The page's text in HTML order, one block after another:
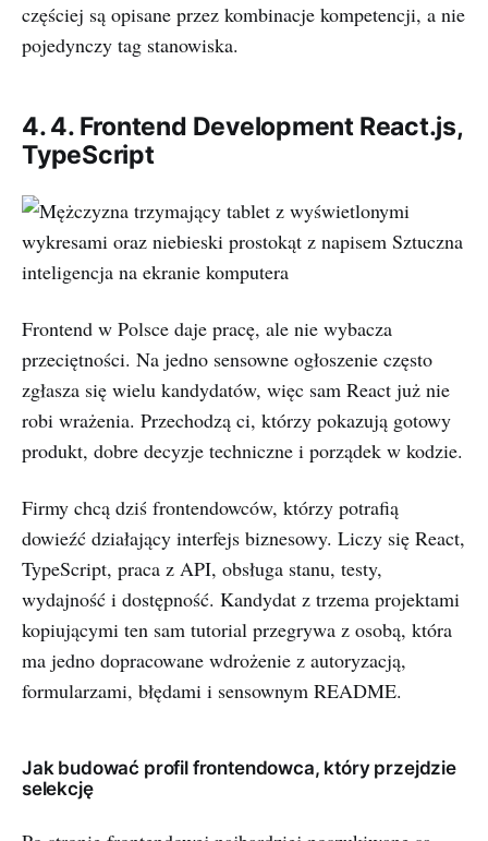
częściej są opisane przez kombinacje kompetencji, a nie
pojedynczy tag stanowiska.
4. 4. Frontend Development React.js,
TypeScript
Frontend w Polsce daje pracę, ale nie wybacza
przeciętności. Na jedno sensowne ogłoszenie często
zgłasza się wielu kandydatów, więc sam React już nie
robi wrażenia. Przechodzą ci, którzy pokazują gotowy
produkt, dobre decyzje techniczne i porządek w kodzie.
Firmy chcą dziś frontendowców, którzy potrafią
dowieźć działający interfejs biznesowy. Liczy się React,
TypeScript, praca z API, obsługa stanu, testy,
wydajność i dostępność. Kandydat z trzema projektami
kopiującymi ten sam tutorial przegrywa z osobą, która
ma jedno dopracowane wdrożenie z autoryzacją,
formularzami, błędami i sensownym README.
Jak budować profil frontendowca, który przejdzie
selekcję